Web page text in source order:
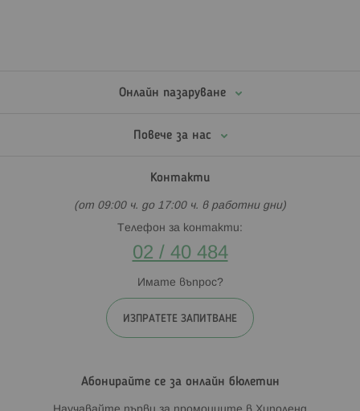
Онлайн пазаруване
Повече за нас
Контакти
(от 09:00 ч. до 17:00 ч. в работни дни)
Телефон за контакти:
02 / 40 484
Имате въпрос?
ИЗПРАТЕТЕ ЗАПИТВАНЕ
Абонирайте се за онлайн бюлетин